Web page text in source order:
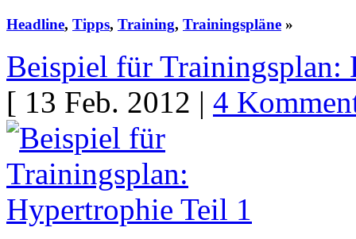
Headline, Tipps, Training, Trainingspläne »
Beispiel für Trainingsplan:
[ 13 Feb. 2012 | 4